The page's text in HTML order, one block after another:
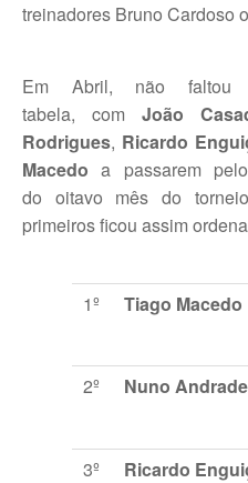
Torneios
Torneios Sociais
Torneios Oficiais
Torneios Escada
Notícias
Notícias Torneios Oficiais
Entrevistas
treinadores Bruno Cardoso
Em Abril, não faltou
tabela, com João
Rodrigues, Ricardo
Macedo a passarem
do oitavo mês do
primeiros ficou assim
1º Tiago Macedo
2º Nuno Andrade
3º Ricardo